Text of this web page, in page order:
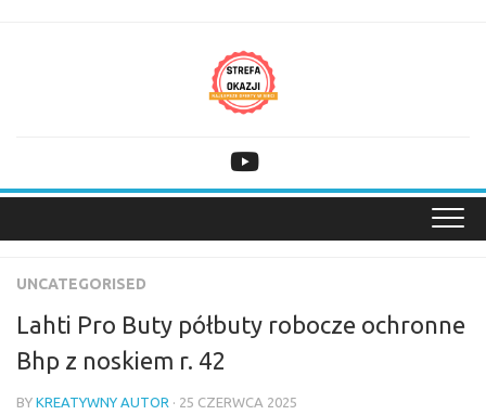
UNCATEGORISED
Lahti Pro Buty półbuty robocze ochronne
Bhp z noskiem r. 42
BY KREATYWNY AUTOR · 25 CZERWCA 2025